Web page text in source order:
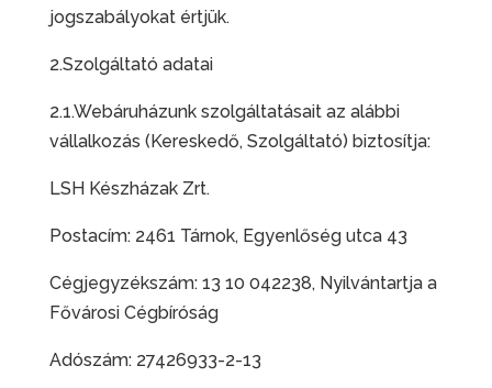
jogszabályokat értjük.
2.Szolgáltató adatai
2.1.Webáruházunk szolgáltatásait az alábbi
vállalkozás (Kereskedő, Szolgáltató) biztosítja:
LSH Készházak Zrt.
Postacím: 2461 Tárnok, Egyenlőség utca 43
Cégjegyzékszám: 13 10 042238, Nyilvántartja a
Fővárosi Cégbíróság
Adószám: 27426933-2-13